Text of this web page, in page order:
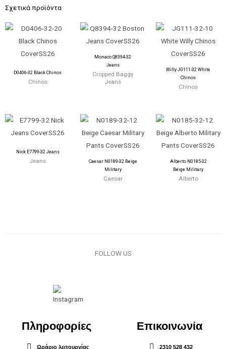
Σχετικά προϊόντα
D0406-32 Black Chinos
Chinos
Monaco Q8394-32
Jeans
Cropped Baggy
Jeans
Willy JG111-32 White
Chinos
Chinos
Nick E7799-32 Jeans
Jeans
Caesar N0189-32 Beige
Military
Caesar
Alberto N0185-32
Beige Military
Alberto
FOLLOW US
Πληροφορίες
Ωράριο λειτουργίας
Επικοινωνία
2310 528 432